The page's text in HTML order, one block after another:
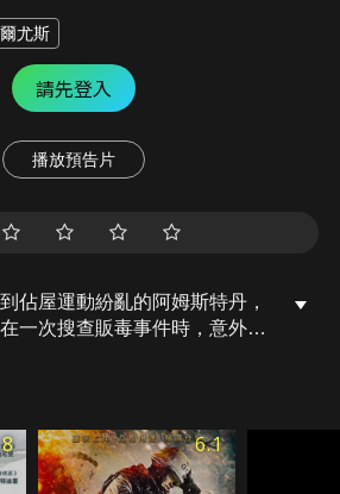
尤斯
請先登入
播放預告片
佔屋運動紛亂的阿姆斯特丹，
一次搜查販毒事件時，意外發
的當天可能會發生恐怖襲擊，
也必須與時間競賽，找出犯罪
6.1